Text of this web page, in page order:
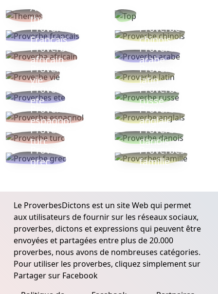
Autres
thèmes
Proverbe
Français
Proverbe
chinois
Proverbe
africain
Proverbe
arabe
Proverbe
vie
Proverbe
latin
Proverbes
ete
Proverbe
russe
Proverbe
espagnol
Proverbe
anglais
Proverbe
turc
Proverbe
danois
Proverbe
grec
Proverbes
famille
Le ProverbesDictons est un site Web qui permet
aux utilisateurs de fournir sur les réseaux sociaux,
proverbes, dictons et expressions qui peuvent être
envoyées et partagées entre plus de 20.000
proverbes, nous avons de nombreuses catégories.
Pour utiliser les proverbes, cliquez simplement sur
Partager sur Facebook